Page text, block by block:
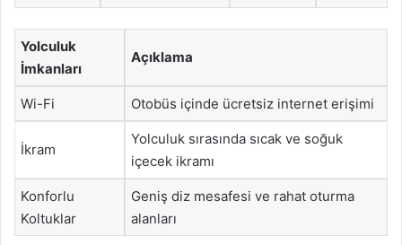
Yolculuk
İmkanları
Açıklama
Wi-Fi Otobüs içinde ücretsiz internet erişimi
İkram
Yolculuk sırasında sıcak ve soğuk
içecek ikramı
Konforlu
Koltuklar
Geniş diz mesafesi ve rahat oturma
alanları